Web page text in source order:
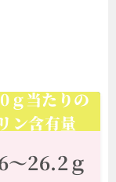
ｇ当たりの
ン含有量
〜26.2ｇ